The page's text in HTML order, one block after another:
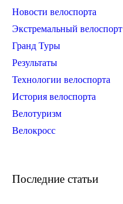
Новости велоспорта
Экстремальный велоспорт
Гранд Туры
Результаты
Технологии велоспорта
История велоспорта
Велотуризм
Велокросс
Последние статьи